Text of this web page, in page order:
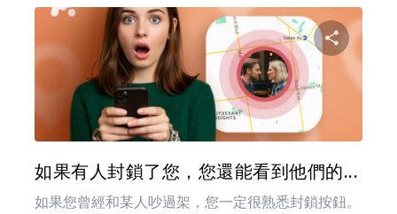
如果有人封鎖了您，您還能看到他們的...
如果您曾經和某人吵過架，您一定很熟悉封鎖按鈕。
文
導